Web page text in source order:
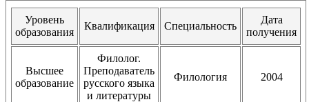
Уровень
образования
Квалификация Специальность
Дата
получения
Высшее
образование
Филолог.
Преподаватель
русского языка
и литературы
Филология 2004